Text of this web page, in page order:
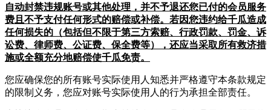
自动封禁违规账号或其他处理，并不予退还您已付的会员服务
费且不予支付任何形式的赔偿或补偿。若因您违约给千瓜造成
任何损失的（包括但不限于第三方索赔、行政罚款、罚金、诉
讼费、律师费、公证费、保全费等），还应当采取所有救济措
施或全额充分地赔偿使千瓜免责。
您应确保您的所有账号实际使用人知悉并严格遵守本条款规定
的限制义务，您应对账号实际使用人的行为承担全部责任。